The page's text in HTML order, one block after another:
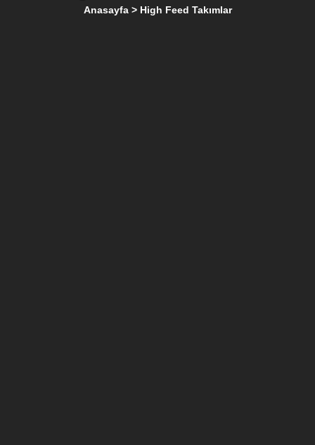
Anasayfa> High Feed Takımlar